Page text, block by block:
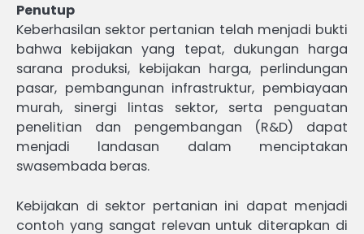
Penutup
Keberhasilan sektor pertanian telah menjadi bukti
bahwa kebijakan yang tepat, dukungan harga
sarana produksi, kebijakan harga, perlindungan
pasar, pembangunan infrastruktur, pembiayaan
murah, sinergi lintas sektor, serta penguatan
penelitian dan pengembangan (R&D) dapat
menjadi landasan dalam menciptakan
swasembada beras.
Kebijakan di sektor pertanian ini dapat menjadi
contoh yang sangat relevan untuk diterapkan di